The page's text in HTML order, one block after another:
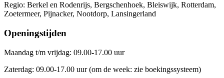
Regio: Berkel en Rodenrijs, Bergschenhoek, Bleiswijk, Rotterdam,
Zoetermeer, Pijnacker, Nootdorp, Lansingerland
Openingstijden
Maandag t/m vrijdag: 09.00-17.00 uur
Zaterdag: 09.00-17.00 uur (om de week: zie boekingssysteem)